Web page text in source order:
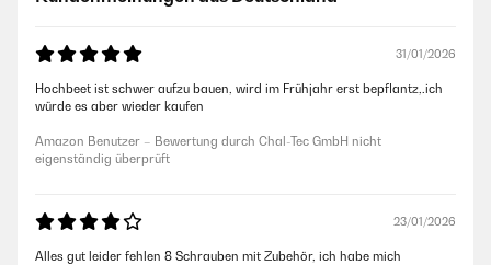
31/01/2026
Hochbeet ist schwer aufzu bauen, wird im Frühjahr erst bepflantz,.ich
würde es aber wieder kaufen
Amazon Benutzer – Bewertung durch Chal-Tec GmbH nicht
eigenständig überprüft
23/01/2026
Alles gut leider fehlen 8 Schrauben mit Zubehör, ich habe mich